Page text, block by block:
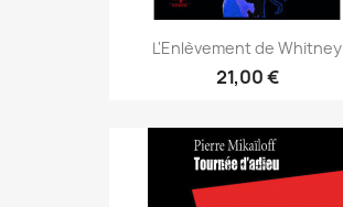
L'Enlèvement de Whitney
21,00 €